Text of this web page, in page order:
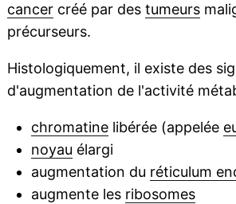
cancercréé par des tumeurs
précurseurs.
Histologiquement, il existe des
d'augmentation de l'activité
chromatinelibérée (appelée
noyau élargi
augmentation du réticulum
augmente les ribosomes